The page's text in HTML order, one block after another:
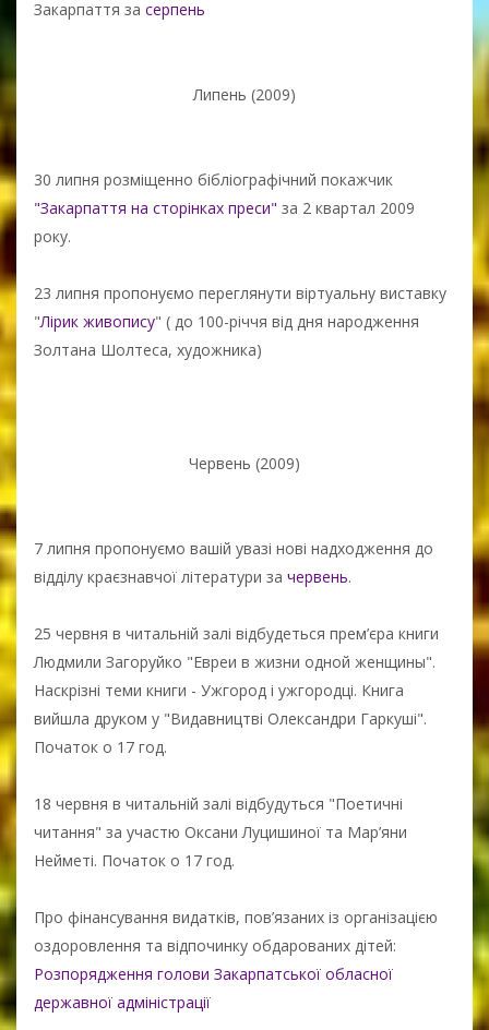
Закарпаття за серпень
Липень (2009)
30 липня розміщенно бібліографічний покажчик
"Закарпаття на сторінках преси" за 2 квартал 2009
року.
23 липня пропонуємо переглянути віртуальну виставку
"Лірик живопису" ( до 100-річчя від дня народження
Золтана Шолтеса, художника)
Червень (2009)
7 липня пропонуємо вашій увазі нові надходження до
відділу краєзнавчої літератури за червень.
25 червня в читальній залі відбудеться прем’єра книги
Людмили Загоруйко "Евреи в жизни одной женщины".
Наскрізні теми книги - Ужгород і ужгородці. Книга
вийшла друком у "Видавництві Олександри Гаркуші".
Початок о 17 год.
18 червня в читальній залі відбудуться "Поетичні
читання" за участю Оксани Луцишиної та Мар’яни
Нейметі. Початок о 17 год.
Про фінансування видатків, пов’язаних із організацією
оздоровлення та відпочинку обдарованих дітей:
Розпорядження голови Закарпатської обласної
державної адміністрації